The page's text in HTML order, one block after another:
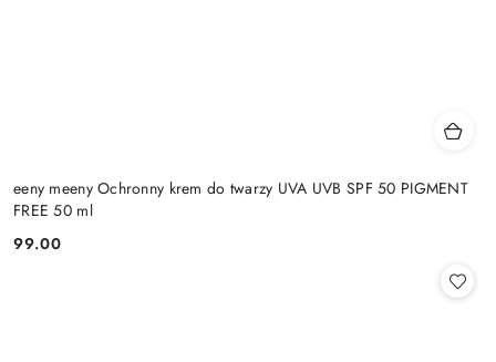
eeny meeny Ochronny krem do twarzy UVA UVB SPF 50 PIGMENT
FREE 50 ml
Cena:
99.00